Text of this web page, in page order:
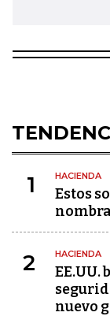
1 HACIENDA
Estos
2 HACIENDA
nuevo